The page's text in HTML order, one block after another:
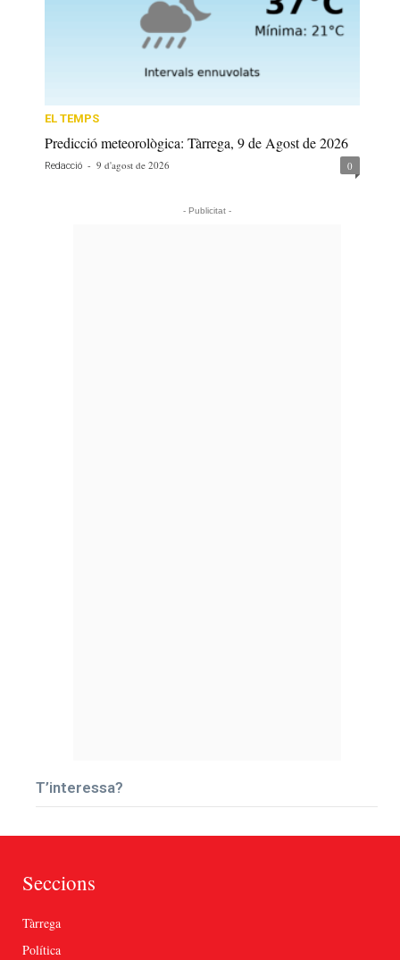
EL TEMPS
Predicció meteorològica: Tàrrega, 9 de Agost de 2026
Redacció - 9 d'agost de 2026 0
- Publicitat -
T’interessa?
Seccions
Tàrrega
Política